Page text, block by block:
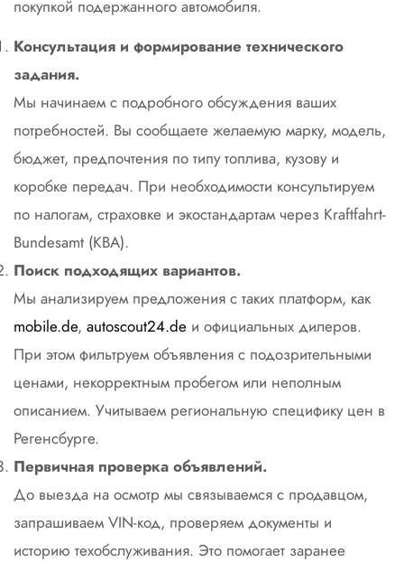
покупкой подержанного автомобиля.
Консультация и формирование технического
задания.
Мы начинаем с подробного обсуждения ваших
потребностей. Вы сообщаете желаемую марку, модель,
бюджет, предпочтения по типу топлива, кузову и
коробке передач. При необходимости консультируем
по налогам, страховке и экостандартам через Kraftfahrt-
Bundesamt (KBA).
Поиск подходящих вариантов.
Мы анализируем предложения с таких платформ, как
mobile.de, autoscout24.de и официальных дилеров.
При этом фильтруем объявления с подозрительными
ценами, некорректным пробегом или неполным
описанием. Учитываем региональную специфику цен в
Регенсбурге.
Первичная проверка объявлений.
До выезда на осмотр мы связываемся с продавцом,
запрашиваем VIN-код, проверяем документы и
историю техобслуживания. Это помогает заранее